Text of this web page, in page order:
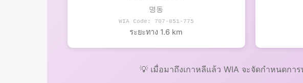
명동
WIA Code: 707-851-775
ระยะทาง 1.6 km
💡 เมื่อมาถึงเกาหลีแล้ว WIA จะจัดกำหนดก